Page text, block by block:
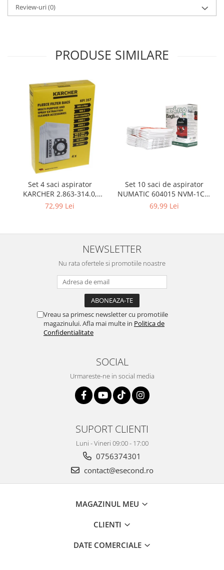
Aparate cosmetice
Jucarii, Copii & Bebe
Camera copilului
Hrana bebelusi
Igiena si ingrijire
Jucarii si Jocuri
Maternitate
Petshop
Accesorii animale de companie
Acvaristica
Castroane si adapatori animale
Mobila si transport animale de
PC, Periferice & Software
Desktop PC & Monitoare
Imprimante, Scanere &
Consumabile
Periferice PC
Servere, Componente & UPS
Sport & Activitati in aer liber
Accesorii antrenament
Camere video si sport
Review-uri(0)
PRODUSE SIMILARE
Set 4 saci aspirator
KARCHER 2.863-314.0,
compatibil cu WD, KWD, SE
72,99 Lei
Set 10 saci de aspirator
NUMATIC 604015 NVM-1CH,
9L
69,99 Lei
NEWSLETTER
Nu rata ofertele si promotiile noastre
Vreau sa primesc newsletter cu promotiile
magazinului. Afla mai multe in Politica de
Confidentialitate
SOCIAL
Urmareste-ne in social media
SUPORT CLIENTI
Luni - Vineri 09:00 - 17:00
0756374301
contact@esecond.ro
MAGAZINUL MEU
CLIENTI
DATE COMERCIALE